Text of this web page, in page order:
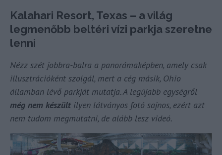
Kalahari Resort, Texas – a világ
legmenőbb beltéri vízi parkja szeretne
lenni
Nézz szét jobbra-balra a panorámaképben, amely csak
illusztrációként szolgál, mert a cég másik, Ohio
államban lévő parkját mutatja. A legújabb egységről
még nem készültilyen látványos fotó sajnos, ezért azt
nem tudom megmutatni, de alább lesz videó.